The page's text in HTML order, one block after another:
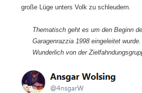
große Lüge unters Volk zu schleudern.
Thematisch geht es um den Beginn
Garagenrazzia 1998 eingeleitet
Wunderlich von der